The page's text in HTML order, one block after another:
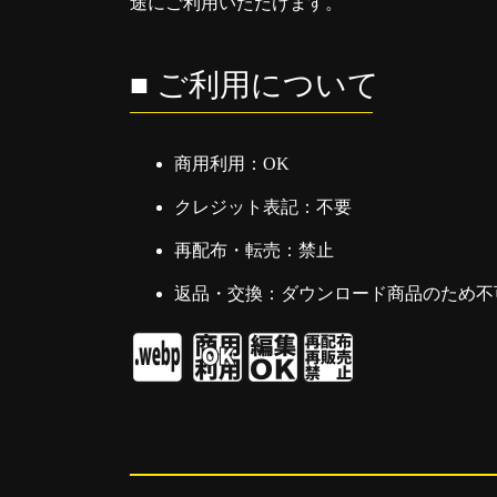
■ ご利用について
商用利用：OK
クレジット表記：不要
再配布・転売：禁止
返品・交換：ダウンロード商品のため不